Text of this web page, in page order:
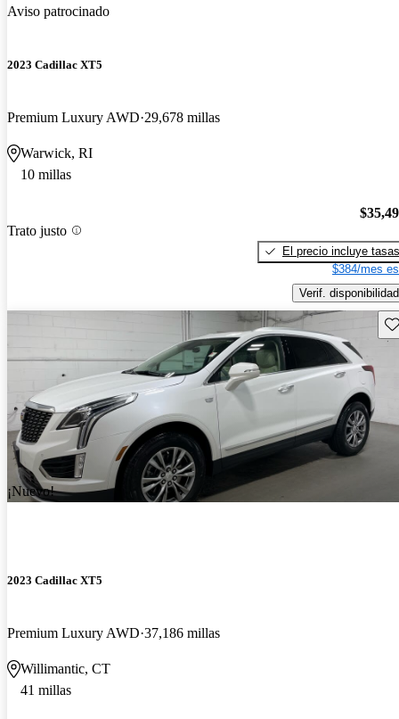
Aviso patrocinado
2023 Cadillac XT5
Premium Luxury AWD 29,678 millas
Warwick, RI
10 millas
Trato justo
El precio incluye tasas
$384/mes
Verif. disponibilidad
¡Nuevo!
2023 Cadillac XT5
Premium Luxury AWD 37,186 millas
Willimantic, CT
41 millas